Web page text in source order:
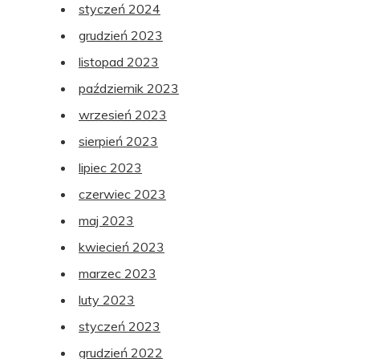
styczeń 2024
grudzień 2023
listopad 2023
październik 2023
wrzesień 2023
sierpień 2023
lipiec 2023
czerwiec 2023
maj 2023
kwiecień 2023
marzec 2023
luty 2023
styczeń 2023
grudzień 2022